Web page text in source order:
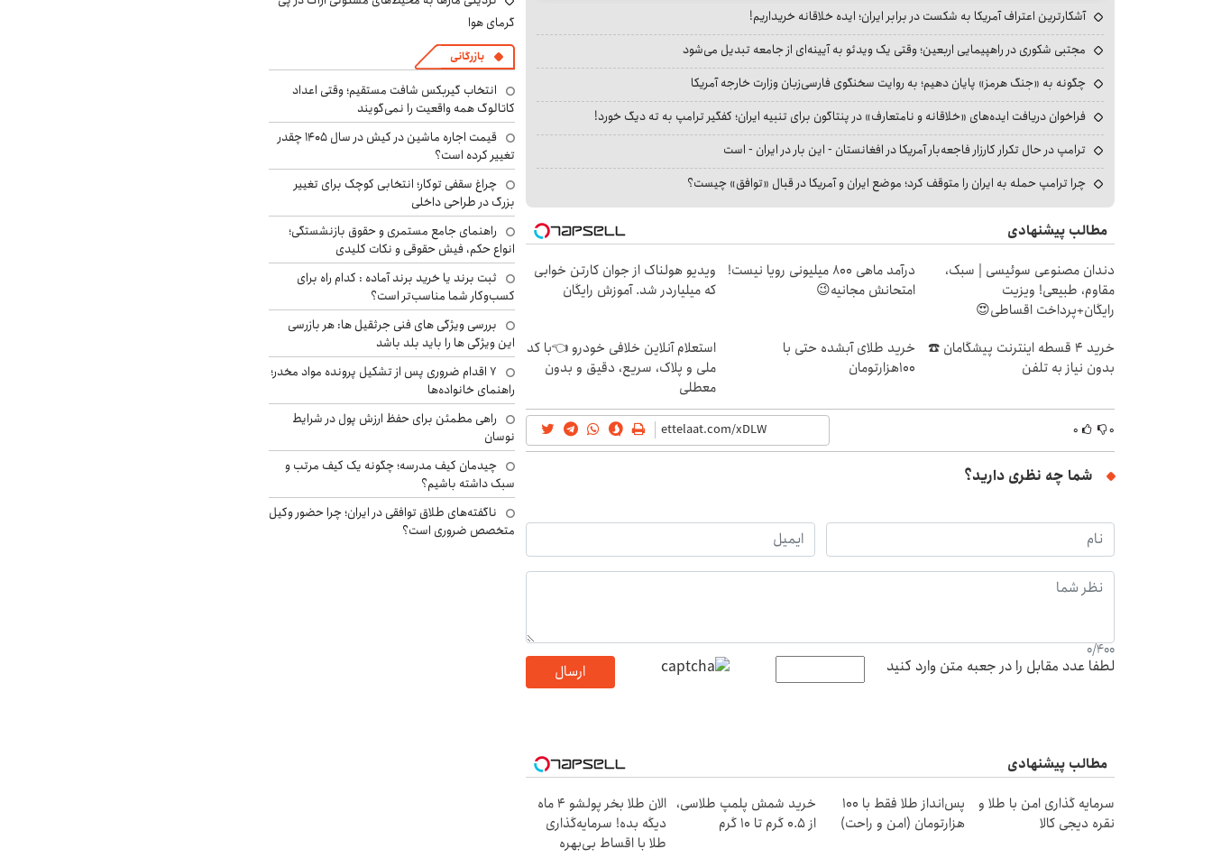
آشکارترین اعتراف آمریکا به شکست در برابر ایران؛ ایده خلاقانه خریداریم!
مجتبی شکوری در راهپیمایی اربعین؛ وقتی یک ویدئو به آیینه‌ای از جامعه تبدیل می‌شود
چگونه به «جنگ هرمز» پایان دهیم؛ به روایت سخنگوی فارسی‌زبان وزارت خارجه آمریکا
فراخوان دریافت ایده‌های «خلاقانه و نامتعارف» در پنتاگون برای تنبیه ایران؛ کفگیر ترامپ به ته دیگ خورد!
ترامپ در حال تکرار کارزار فاجعه‌بار آمریکا در افغانستان - این بار در ایران - است
چرا ترامپ حمله به ایران را متوقف کرد؛ موضع ایران و آمریکا در قبال «توافق» چیست؟
مطالب پیشنهادی
دندان مصنوعی سوئیسی | سبک،
مقاوم، طبیعی! ویزیت
رایگان+پرداخت اقساطی😍
درآمد ماهی 800 میلیونی رویا نیست!
امتحانش مجانیه😉
ویدیو هولناک از جوان کارتن خوابی
که میلیاردر شد. آموزش رایگان
خرید 4 قسطه اینترنت پیشگامان ☎️
بدون نیاز به تلفن
خرید طلای آبشده حتی با
۱۰۰هزارتومان
استعلام آنلاین خلافی خودرو 👈با کد
ملی و پلاک، سریع، دقیق و بدون
معطلی
۰ ۰
شما چه نظری دارید؟
0/400
لطفا عدد مقابل را در جعبه متن وارد کنید ارسال
مطالب پیشنهادی
سرمایه گذاری امن با طلا و
نقره دیجی کالا
پس‌انداز طلا فقط با ۱۰۰
هزارتومان (امن و راحت)
خرید شمش پلمپ طلاسی،
از ۰.۵ گرم تا ۱۰ گرم
الان طلا بخر پولشو 4 ماه
دیگه بده! سرمایه‌گذاری
طلا با اقساط بی‌بهره
گرمای هوا
بازرگانی
انتخاب گیربکس شافت مستقیم؛ وقتی اعداد
کاتالوگ همه واقعیت را نمی‌گویند
قیمت اجاره ماشین در کیش در سال ۱۴۰۵ چقدر
تغییر کرده است؟
چراغ سقفی توکار؛ انتخابی کوچک برای تغییر
بزرگ در طراحی داخلی
راهنمای جامع مستمری و حقوق بازنشستگی؛
انواع حکم، فیش حقوقی و نکات کلیدی
ثبت برند یا خرید برند آماده : کدام راه برای
کسب‌وکار شما مناسب‌تر است؟
بررسی ویژگی های فنی جرثقیل ها: هر بازرسی
این ویژگی ها را باید بلد باشد
۷ اقدام ضروری پس از تشکیل پرونده مواد مخدر؛
راهنمای خانواده‌ها
راهی مطمئن برای حفظ ارزش پول در شرایط
نوسان
چیدمان کیف مدرسه؛ چگونه یک کیف مرتب و
سبک داشته باشیم؟
ناگفته‌های طلاق توافقی در ایران؛ چرا حضور وکیل
متخصص ضروری است؟